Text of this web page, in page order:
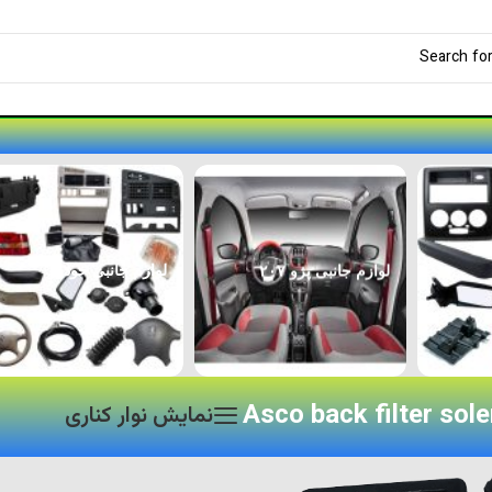
لوازم جانبی پژو ۲۰۷ لوازم جانبی خودرو
Asco back filter نمایش نوار کناری